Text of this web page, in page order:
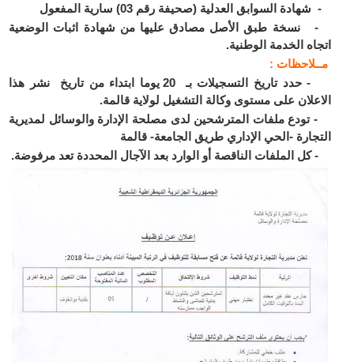
السوابق العدلية (صحيفة رقم 03) سارية المفعول
طبق الأصل مصادق عليها من شهادة اثبات الوضعية
الخدمة الوطنية.
:
- حدد تاريخ التسجيلات بـ 20 يوما ابتداء من تاريخ نشر هذا
على مستوى وكالة التشغيل لولاية قالمة.
ملفات المترشحين لدى مصلحة الإدارة والوسائل لمديرية
-الحي الإداري طريق الجامعة- قالمة
الملفات الناقصة أو الوارد بعد الآجال المحددة تعد مرفوضة.